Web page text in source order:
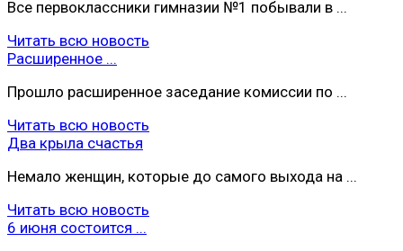
Все первоклассники гимназии №1 побывали в ...
Читать всю новость
Расширенное ...
Прошло расширенное заседание комиссии по ...
Читать всю новость
Два крыла счастья
Немало женщин, которые до самого выхода на ...
Читать всю новость
6 июня состоится ...